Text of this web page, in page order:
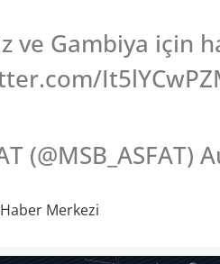
ve Gambiya için
(@MSB_ASFAT)
Merkezi